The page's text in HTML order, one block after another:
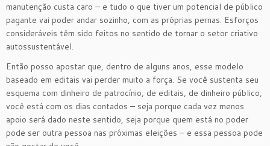
manutenção custa caro – e tudo o que tiver um potencial de público
pagante vai poder andar sozinho, com as próprias pernas. Esforços
consideráveis têm sido feitos no sentido de tornar o setor criativo
autossustentável.
Então posso apostar que, dentro de alguns anos, esse modelo
baseado em editais vai perder muito a força. Se você sustenta seu
esquema com dinheiro de patrocínio, de editais, de dinheiro público,
você está com os dias contados – seja porque cada vez menos
apoio será dado neste sentido, seja porque quem está no poder
pode ser outra pessoa nas próximas eleições – e essa pessoa pode